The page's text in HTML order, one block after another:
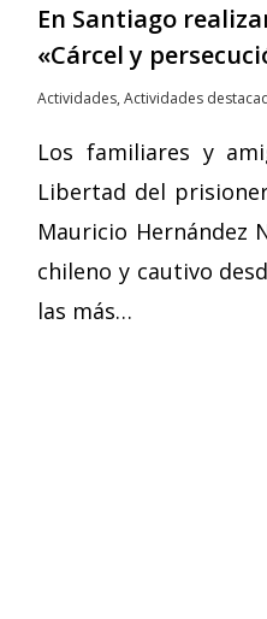
En Santiago
«Cárcel y
Actividades,Actividades
Los familiares y
Libertad del
Mauricio Hernández
chileno y cautivo
las más…